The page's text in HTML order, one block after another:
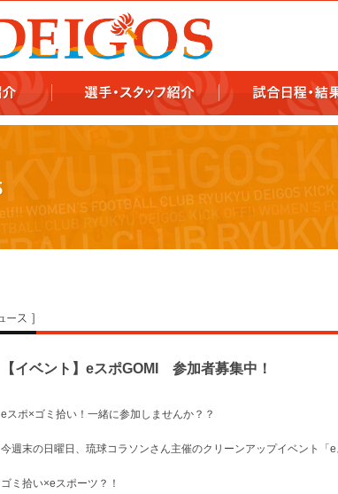
【イベント】eスポGOMI 参加者募集中！
eスポ×ゴミ拾い！一緒に参加しませんか？？
今週末の日曜日、琉球コラソンさん主催のクリーンアップイベント「
ゴミ拾い×eスポーツ？！